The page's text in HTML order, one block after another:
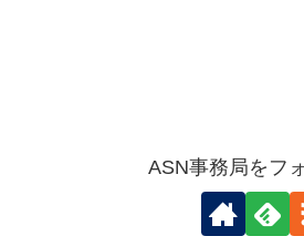
ASN事務局をフ